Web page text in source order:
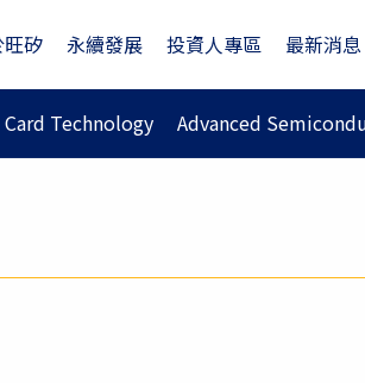
矽 永續發展 投資人專區 最新消息
Technology Advanced